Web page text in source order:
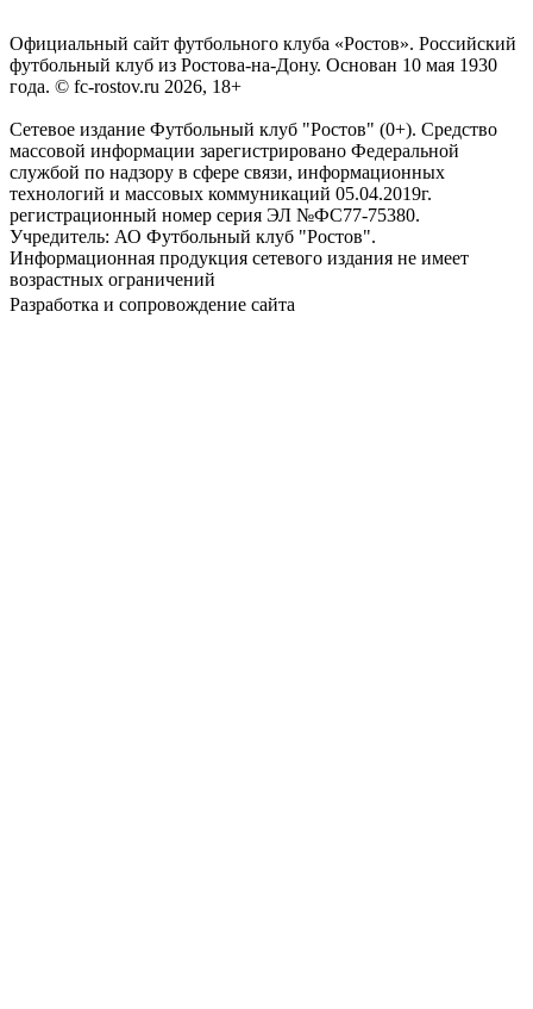
Официальный сайт футбольного клуба «Ростов». Российский
футбольный клуб из Ростова-на-Дону. Основан 10 мая 1930
года. © fc-rostov.ru 2026, 18+
Сетевое издание Футбольный клуб "Ростов" (0+). Средство
массовой информации зарегистрировано Федеральной
службой по надзору в сфере связи, информационных
технологий и массовых коммуникаций 05.04.2019г.
регистрационный номер серия ЭЛ №ФС77-75380.
Учредитель: АО Футбольный клуб "Ростов".
Информационная продукция сетевого издания не имеет
возрастных ограничений
Разработка и сопровождение сайта